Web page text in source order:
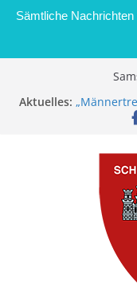
Sämtliche
Aktuelles:
der
Brand in
Kontrolle
Stadt